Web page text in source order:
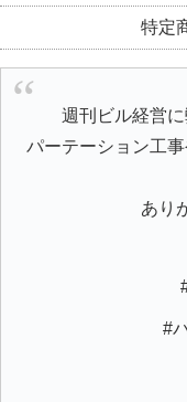
特定
週刊ビル経営
パーテーション工
あり
#